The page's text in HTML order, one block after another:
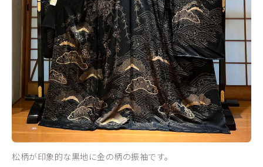
松柄が印象的な黒地に金の柄の振袖です。